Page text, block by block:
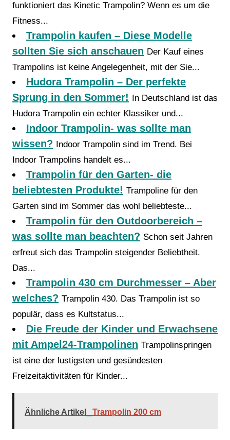
funktioniert das Kinetic Trampolin? Wenn es um die
Fitness...
Trampolin kaufen – Diese Modelle
sollten Sie sich anschauen Der Kauf eines
Trampolins ist keine Angelegenheit, mit der Sie...
Hudora Trampolin – Der perfekte
Sprung in den Sommer! In Deutschland ist das
Hudora Trampolin ein echter Klassiker und...
Indoor Trampolin- was sollte man
wissen? Indoor Trampolin sind im Trend. Bei
Indoor Trampolins handelt es...
Trampolin für den Garten- die
beliebtesten Produkte! Trampoline für den
Garten sind im Sommer das wohl beliebteste...
Trampolin für den Outdoorbereich –
was sollte man beachten? Schon seit Jahren
erfreut sich das Trampolin steigender Beliebtheit.
Das...
Trampolin 430 cm Durchmesser – Aber
welches? Trampolin 430. Das Trampolin ist so
populär, dass es Kultstatus...
Die Freude der Kinder und Erwachsene
mit Ampel24-Trampolinen Trampolinspringen
ist eine der lustigsten und gesündesten
Freizeitaktivitäten für Kinder...
Ähnliche Artikel Trampolin 200 cm